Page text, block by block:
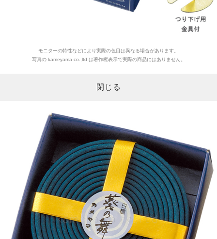
モニターの特性などにより実際の色目は異なる場合があります。
写真の kameyama co.,ltd は著作権表示で実際の商品にはありません。
閉じる